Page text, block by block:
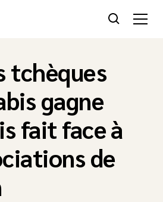
tchèques
gagne
fait face à
de